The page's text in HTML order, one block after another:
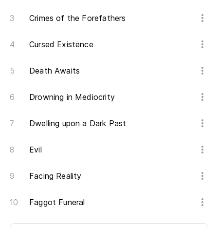
Crimes of the Forefathers
Cursed Existence
Death Awaits
Drowning in Mediocrity
Dwelling upon a Dark Past
Evil
Facing Reality
Faggot Funeral